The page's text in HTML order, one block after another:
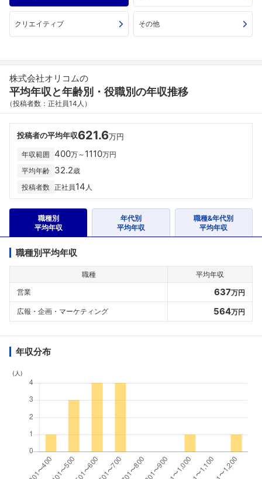
クリエイティブ その他
株式会社オリコムの
平均年収と年齢別・役職別の年収推移
（投稿者数：正社員14人）
投稿者の平均年収621.6万円
年収範囲 400万～ 1110万円
平均年齢 32.2歳
投稿者数 正社員14 人
職種別
平均年収
年代別
平均年収
職種&年代別
平均年収
職種別平均年収
職種
平均年収
営業
637万円
広報・企画・マーケティング 564万円
年収分布
(人)